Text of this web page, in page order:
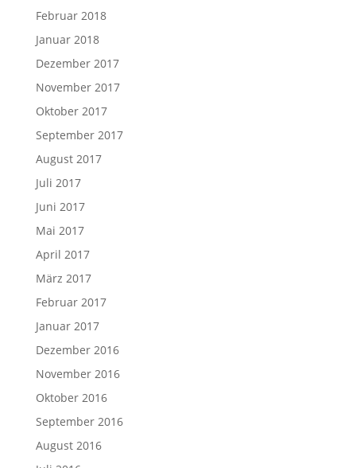
Februar 2018
Januar 2018
Dezember 2017
November 2017
Oktober 2017
September 2017
August 2017
Juli 2017
Juni 2017
Mai 2017
April 2017
März 2017
Februar 2017
Januar 2017
Dezember 2016
November 2016
Oktober 2016
September 2016
August 2016